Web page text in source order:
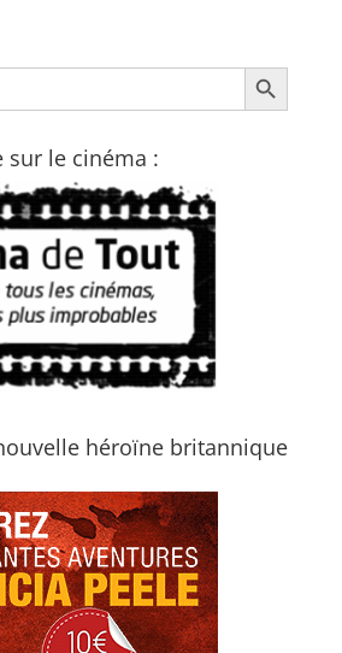
Search Button
sur le cinéma :
héroïne britannique